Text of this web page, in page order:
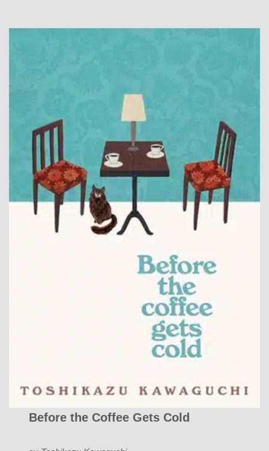
Before the Coffee Gets Cold